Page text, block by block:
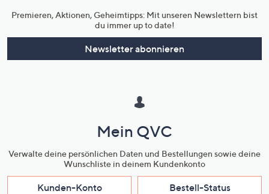
Premieren, Aktionen, Geheimtipps: Mit unseren Newslettern bist
du immer up to date!
Newsletter abonnieren
Mein QVC
Verwalte deine persönlichen Daten und Bestellungen sowie deine
Wunschliste in deinem Kundenkonto
Kunden-Konto Bestell-Status